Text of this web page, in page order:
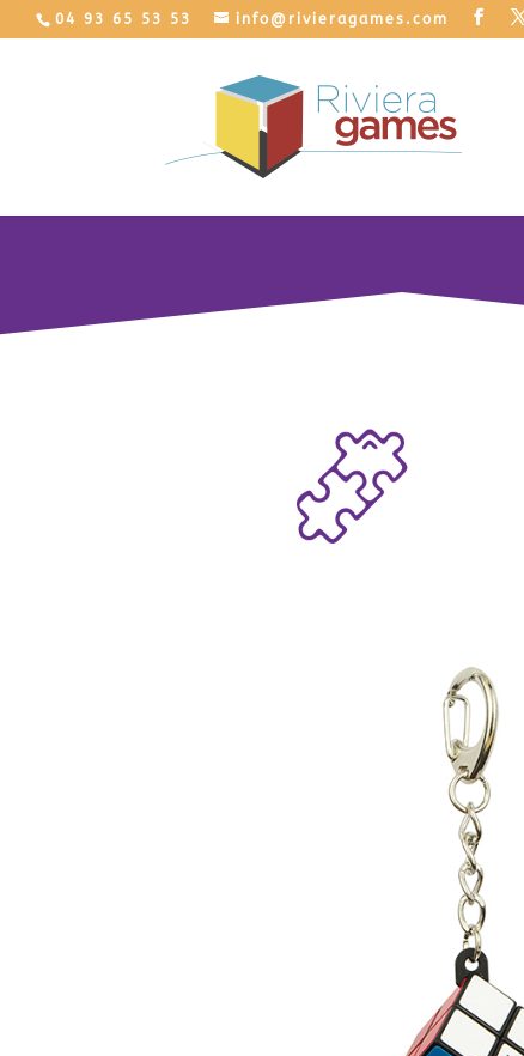
04 93 65 53 53 info@rivieragames.com